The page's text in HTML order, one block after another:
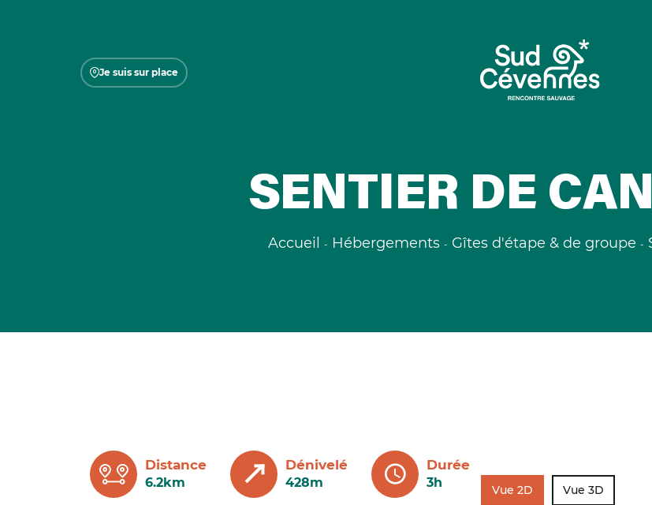
Je suis sur place
SENTIER DE
Accueil Hébergements Gîtes d'étape & de groupe
Distance
6.2km
Dénivelé
428m
Durée
3h Vue 2D Vue 3D